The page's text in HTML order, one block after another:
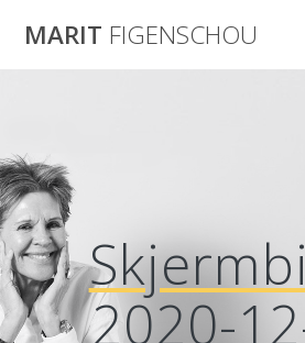
to
MARIT FIGENSCHOU
2020-